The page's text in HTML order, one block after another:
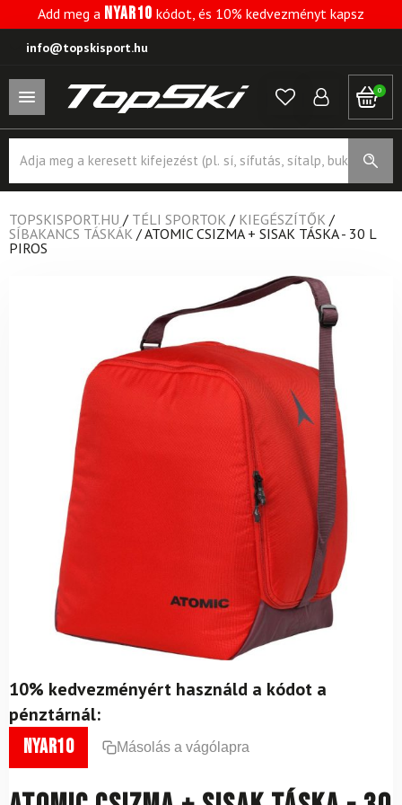
Add meg a NYAR10 kódot, és 10% kedvezményt kapsz
info@topskisport.hu
0
search
TOPSKISPORT.HU / TÉLI SPORTOK / KIEGÉSZÍTŐK /
SÍBAKANCS TÁSKÁK /ATOMIC CSIZMA + SISAK TÁSKA - 30 L
PIROS
10% kedvezményért használd a kódot a
pénztárnál:
nyar10 Másolás a vágólapra